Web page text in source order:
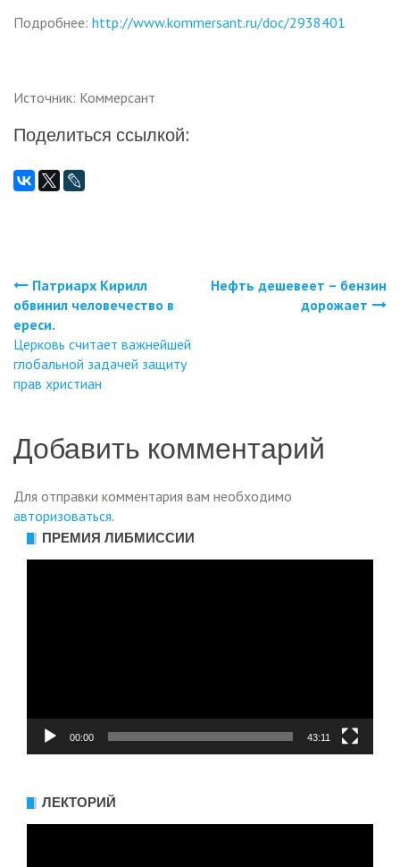
Подробнее: http://www.kommersant.ru/doc/2938401
Источник: Коммерсант
Поделиться ссылкой:
Навигация
по
записям
Патриарх Кирилл
обвинил человечество в
ереси.
Церковь считает важнейшей
глобальной задачей защиту
прав христиан
Нефть дешевеет – бензин
дорожает
Добавить комментарий
Для отправки комментария вам необходимо
авторизоваться.
ПРЕМИЯ ЛИБМИССИИ
00:00 43:11
ЛЕКТОРИЙ